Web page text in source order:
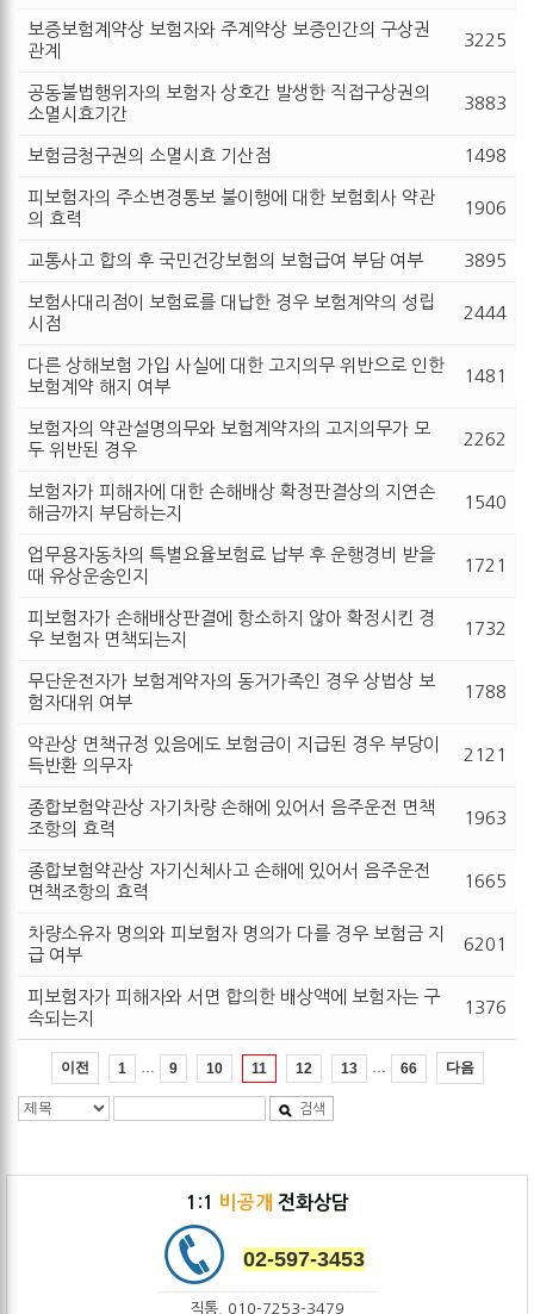
보증보험계약상 보험자와 주계약상 보증인간의 구상권
관계
3225
공동불법행위자의 보험자 상호간 발생한 직접구상권의
소멸시효기간
3883
보험금청구권의 소멸시효 기산점 1498
피보험자의 주소변경통보 불이행에 대한 보험회사 약관
의 효력
1906
교통사고 합의 후 국민건강보험의 보험급여 부담 여부 3895
보험사대리점이 보험료를 대납한 경우 보험계약의 성립
시점
2444
다른 상해보험 가입 사실에 대한 고지의무 위반으로 인한
보험계약 해지 여부
1481
보험자의 약관설명의무와 보험계약자의 고지의무가 모
두 위반된 경우
2262
보험자가 피해자에 대한 손해배상 확정판결상의 지연손
해금까지 부담하는지
1540
업무용자동차의 특별요율보험료 납부 후 운행경비 받을
때 유상운송인지
1721
피보험자가 손해배상판결에 항소하지 않아 확정시킨 경
우 보험자 면책되는지
1732
무단운전자가 보험계약자의 동거가족인 경우 상법상 보
험자대위 여부
1788
약관상 면책규정 있음에도 보험금이 지급된 경우 부당이
득반환 의무자
2121
종합보험약관상 자기차량 손해에 있어서 음주운전 면책
조항의 효력
1963
종합보험약관상 자기신체사고 손해에 있어서 음주운전
면책조항의 효력
1665
차량소유자 명의와 피보험자 명의가 다를 경우 보험금 지
급 여부
6201
피보험자가 피해자와 서면 합의한 배상액에 보험자는 구
속되는지
1376
이전 1 … 9 10 11 12 13 … 66 다음
검색
1:1 비공개 전화상담
02-597-3453
직통. 010-7253-3479